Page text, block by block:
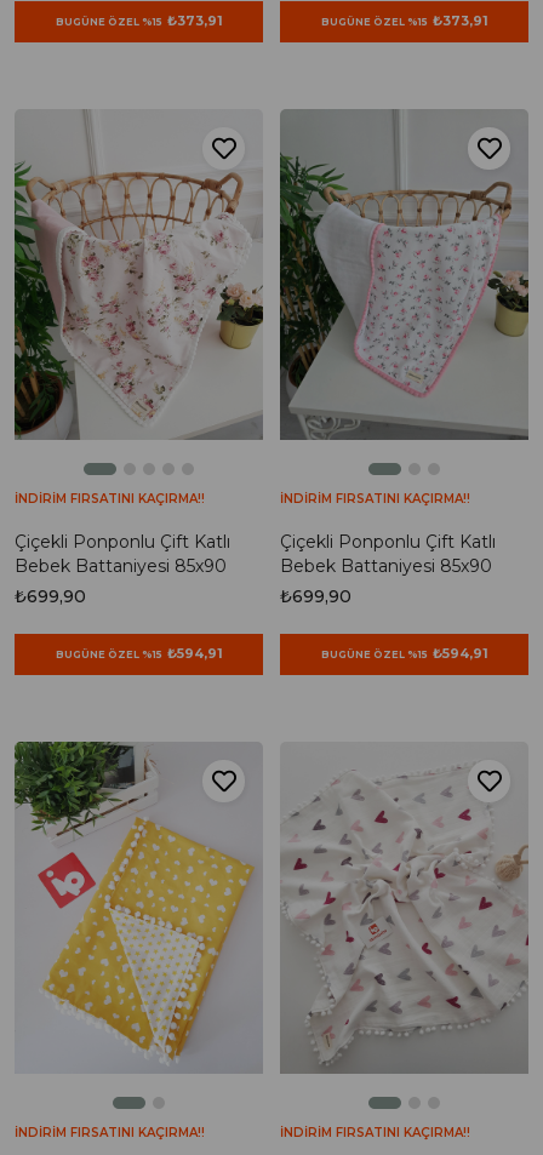
BUGÜNE ÖZEL %15 ₺373,91 BUGÜNE ÖZEL %15 ₺373,91
Çiçekli Ponponlu Çift Katlı
Bebek Battaniyesi 85x90
₺699,90
BUGÜNE ÖZEL %15 ₺594,91
İNDİRİM FIRSATINI KAÇIRMA!!
Çiçekli Ponponlu Çift Katlı
Bebek Battaniyesi 85x90
₺699,90
BUGÜNE ÖZEL %15 ₺594,91
İNDİRİM FIRSATINI KAÇIRMA!!
İNDİRİM FIRSATINI KAÇIRMA!! İNDİRİM FIRSATINI KAÇIRMA!!